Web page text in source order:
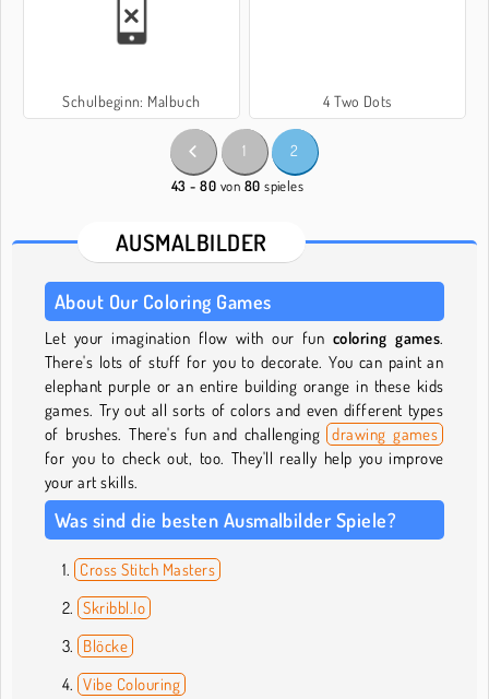
Schulbeginn: Malbuch 4 Two Dots
1 2
43 - 80 von 80 spieles
AUSMALBILDER
About Our Coloring Games
Let your imagination flow with our fun coloring games.
There's lots of stuff for you to decorate. You can paint an
elephant purple or an entire building orange in these kids
games. Try out all sorts of colors and even different types
of brushes. There's fun and challenging drawing games
for you to check out, too. They'll really help you improve
your art skills.
Was sind die besten Ausmalbilder Spiele?
Cross Stitch Masters
Skribbl.Io
Blöcke
Vibe Colouring